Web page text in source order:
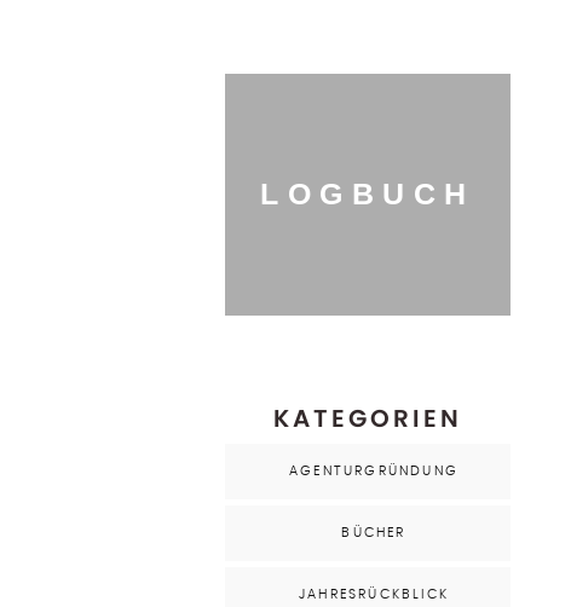
LOGBUCH
KATEGORIEN
AGENTURGRÜNDUNG
BÜCHER
JAHRESRÜCKBLICK